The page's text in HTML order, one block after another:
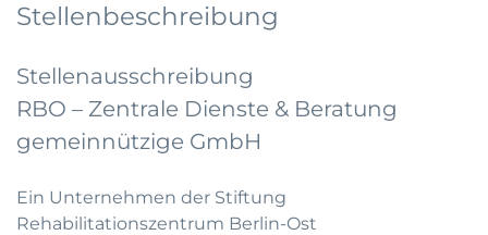
Stellenbeschreibung
Stellenausschreibung
RBO – Zentrale Dienste & Beratung
gemeinnützige GmbH
Ein Unternehmen der Stiftung
Rehabilitationszentrum Berlin-Ost